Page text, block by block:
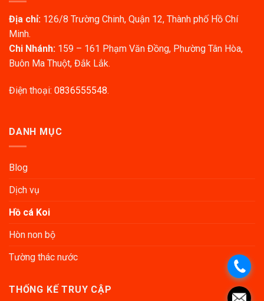
Địa chỉ: 126/8 Trường Chinh, Quận 12, Thành phố Hồ Chí
Minh.
Chi Nhánh: 159 – 161 Phạm Văn Đồng, Phường Tân Hòa,
Buôn Ma Thuột, Đắk Lắk.
Điện thoại: 0836555548.
DANH MỤC
Blog
Dịch vụ
Hồ cá Koi
Hòn non bộ
Tường thác nước
THỐNG KẾ TRUY CẬP